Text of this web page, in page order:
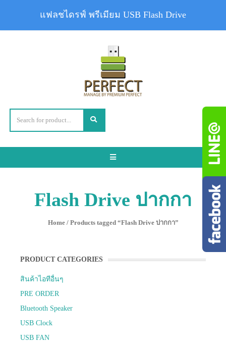
Toggle
Flash Drive ปากกา
Home/ Products tagged “Flash Drive ปากกา”
PRODUCT CATEGORIES
สินค้าไอทีอื่นๆ
PRE ORDER
Bluetooth Speaker
USB Clock
USB FAN
แฟลชไดรฟ์ พรีเมียม USB Flash Drive